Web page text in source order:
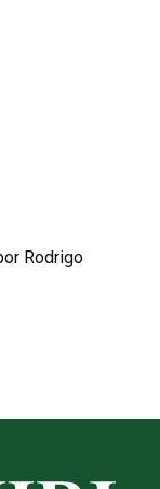
Rodrigo